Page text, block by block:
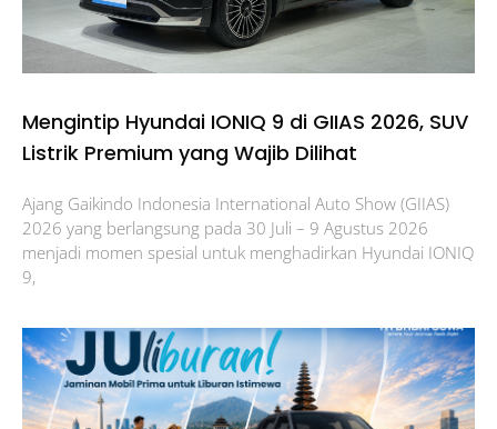
Mengintip Hyundai IONIQ 9 di GIIAS 2026, SUV
Listrik Premium yang Wajib Dilihat
Ajang Gaikindo Indonesia International Auto Show (GIIAS)
2026 yang berlangsung pada 30 Juli – 9 Agustus 2026
menjadi momen spesial untuk menghadirkan Hyundai IONIQ
9,